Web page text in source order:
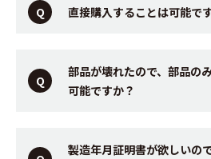
直接購入することは可能で
部品が壊れたので、部品の
可能ですか？
製造年月証明書が欲しいの